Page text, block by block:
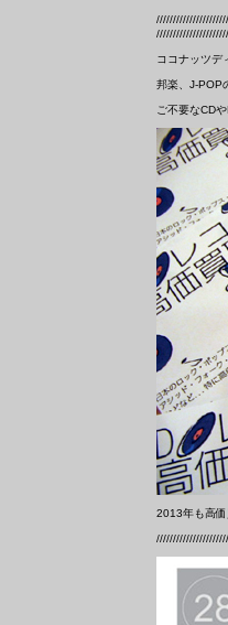
ココナッツデ
邦楽、J-POP
ご不要なCD
2013年も高